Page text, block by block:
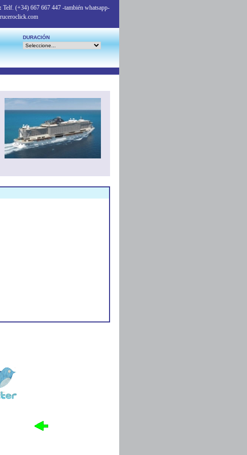
Telf. (+34) 667 667 447 -también whatsapp-
DURACIÓN